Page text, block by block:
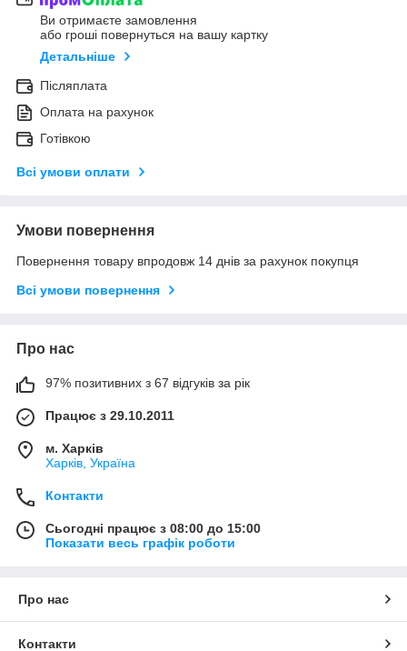
Ви отримаєте замовлення
або гроші повернуться на вашу картку
Детальніше
Післяплата
Оплата на рахунок
Готівкою
Всі умови оплати
Умови повернення
Повернення товару впродовж 14 днів за рахунок покупця
Всі умови повернення
Про нас
97% позитивних з 67 відгуків за рік
Працює з 29.10.2011
м. Харків
Харків, Україна
Контакти
Сьогодні працює з 08:00 до 15:00
Показати весь графік роботи
Про нас
Контакти